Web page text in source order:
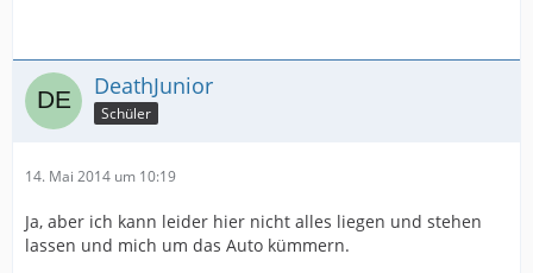
DeathJunior
Schüler
14. Mai 2014 um 10:19
Ja, aber ich kann leider hier nicht alles liegen und stehen
lassen und mich um das Auto kümmern.